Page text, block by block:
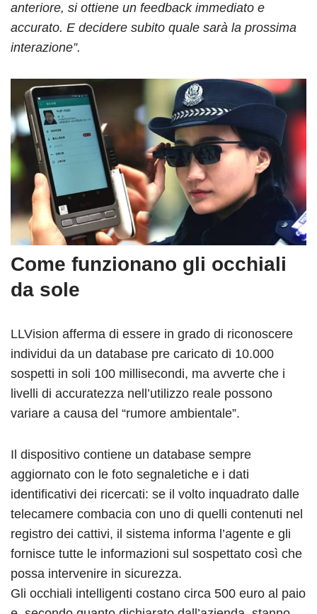
anteriore, si ottiene un feedback immediato e
accurato. E decidere subito quale sarà la prossima
interazione”.
Come funzionano gli occhiali
da sole
LLVision afferma di essere in grado di riconoscere
individui da un database pre caricato di 10.000
sospetti in soli 100 millisecondi, ma avverte che i
livelli di accuratezza nell’utilizzo reale possono
variare a causa del “rumore ambientale”.
Il dispositivo contiene un database sempre
aggiornato con le foto segnaletiche e i dati
identificativi dei ricercati: se il volto inquadrato dalle
telecamere combacia con uno di quelli contenuti nel
registro dei cattivi, il sistema informa l’agente e gli
fornisce tutte le informazioni sul sospettato così che
possa intervenire in sicurezza.
Gli occhiali intelligenti costano circa 500 euro al paio